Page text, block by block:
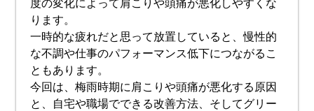
度の変化によって肩こりや頭痛が悪化しやすくな
ります。
一時的な疲れだと思って放置していると、慢性的
な不調や仕事のパフォーマンス低下につながるこ
ともあります。
今回は、梅雨時期に肩こりや頭痛が悪化する原因
と、自宅や職場でできる改善方法、そしてグリー